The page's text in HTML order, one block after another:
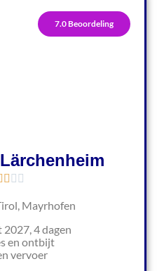
7.0 Beoordeling
Mayrhofen
2027, 4 dagen
en ontbijt
vervoer